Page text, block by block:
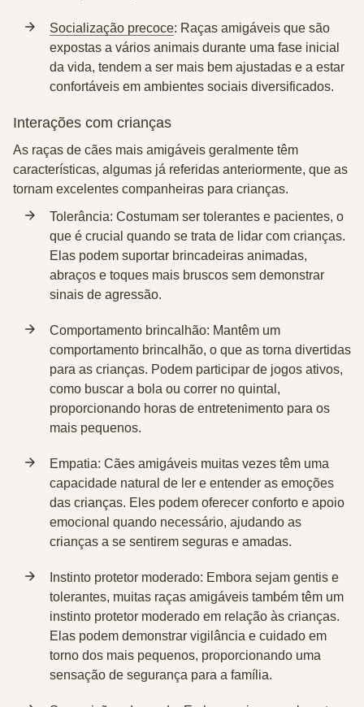
Socialização precoce: Raças amigáveis que são
expostas a vários animais durante uma fase inicial
da vida, tendem a ser mais bem ajustadas e a estar
confortáveis em ambientes sociais diversificados.
Interações com crianças
As raças de cães mais amigáveis geralmente têm
características, algumas já referidas anteriormente, que as
tornam excelentes companheiras para crianças.
Tolerância: Costumam ser tolerantes e pacientes, o
que é crucial quando se trata de lidar com crianças.
Elas podem suportar brincadeiras animadas,
abraços e toques mais bruscos sem demonstrar
sinais de agressão.
Comportamento brincalhão: Mantêm um
comportamento brincalhão, o que as torna divertidas
para as crianças. Podem participar de jogos ativos,
como buscar a bola ou correr no quintal,
proporcionando horas de entretenimento para os
mais pequenos.
Empatia: Cães amigáveis muitas vezes têm uma
capacidade natural de ler e entender as emoções
das crianças. Eles podem oferecer conforto e apoio
emocional quando necessário, ajudando as
crianças a se sentirem seguras e amadas.
Instinto protetor moderado: Embora sejam gentis e
tolerantes, muitas raças amigáveis também têm um
instinto protetor moderado em relação às crianças.
Elas podem demonstrar vigilância e cuidado em
torno dos mais pequenos, proporcionando uma
sensação de segurança para a família.